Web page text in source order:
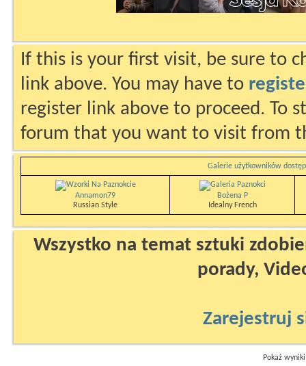
If this is your first visit, be sure to
link above. You may have to
register link above to proceed. To
forum that you want to visit from
Galerie użytkowników
Annamon79
Russian Style
Bożena P
Idealny French
Wszystko na temat sztuki
porady,
Zarejestruj
Pokaż